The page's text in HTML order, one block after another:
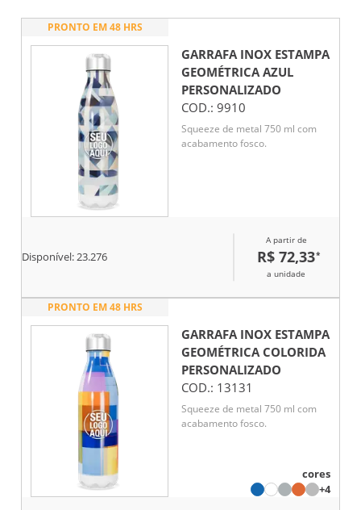
PRONTO EM 48 HRS
GARRAFA INOX ESTAMPA
GEOMÉTRICA AZUL
PERSONALIZADO
COD.: 9910
Squeeze de metal 750 ml com
acabamento fosco.
Disponível:23.276
A partir de
R$ 72,33*
a unidade
PRONTO EM 48 HRS
GARRAFA INOX ESTAMPA
GEOMÉTRICA COLORIDA
PERSONALIZADO
COD.: 13131
Squeeze de metal 750 ml com
acabamento fosco.
cores
+4